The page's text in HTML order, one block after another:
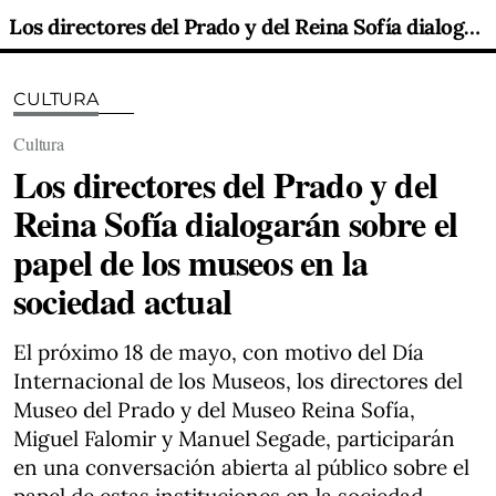
Los directores del Prado y del Reina Sofía dialogarán sobre el papel de los museos en la sociedad actual
CULTURA
Cultura
Los directores del Prado y del
Reina Sofía dialogarán sobre el
papel de los museos en la
sociedad actual
El próximo 18 de mayo, con motivo del Día
Internacional de los Museos, los directores del
Museo del Prado y del Museo Reina Sofía,
Miguel Falomir y Manuel Segade, participarán
en una conversación abierta al público sobre el